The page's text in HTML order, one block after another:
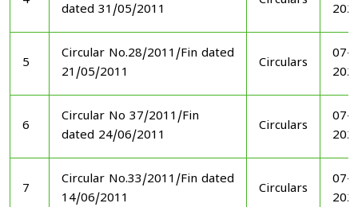
dated 31/05/2011
5
Circular No.28/2011/Fin dated
21/05/2011
Circulars
07-
6
Circular No 37/2011/Fin
dated 24/06/2011
Circulars
07-
7
Circular No.33/2011/Fin dated
14/06/2011
Circulars
07-